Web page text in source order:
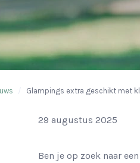
Glampings extra geschikt met
29 augustus 2025
Ben je op zoek naar